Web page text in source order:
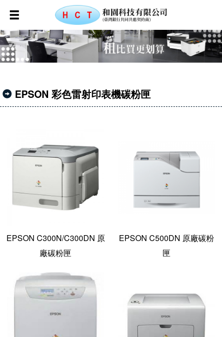
EPSON 彩色雷射印表機碳粉匣
EPSON C300N/C300DN 原
廠碳粉匣
EPSON C500DN 原廠碳粉
匣